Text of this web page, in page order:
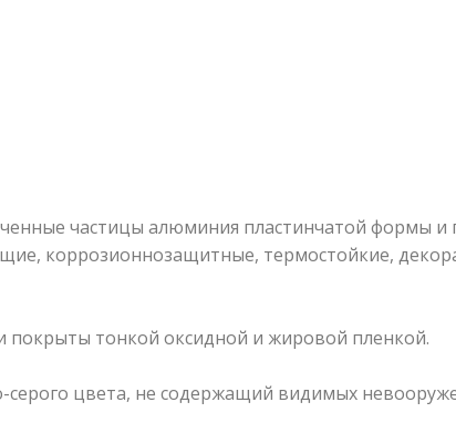
частицы алюминия пластинчатой формы и
коррозионнозащитные, термостойкие,
тонкой оксидной и жировой пленкой.
серого цвета, не содержащий видимых